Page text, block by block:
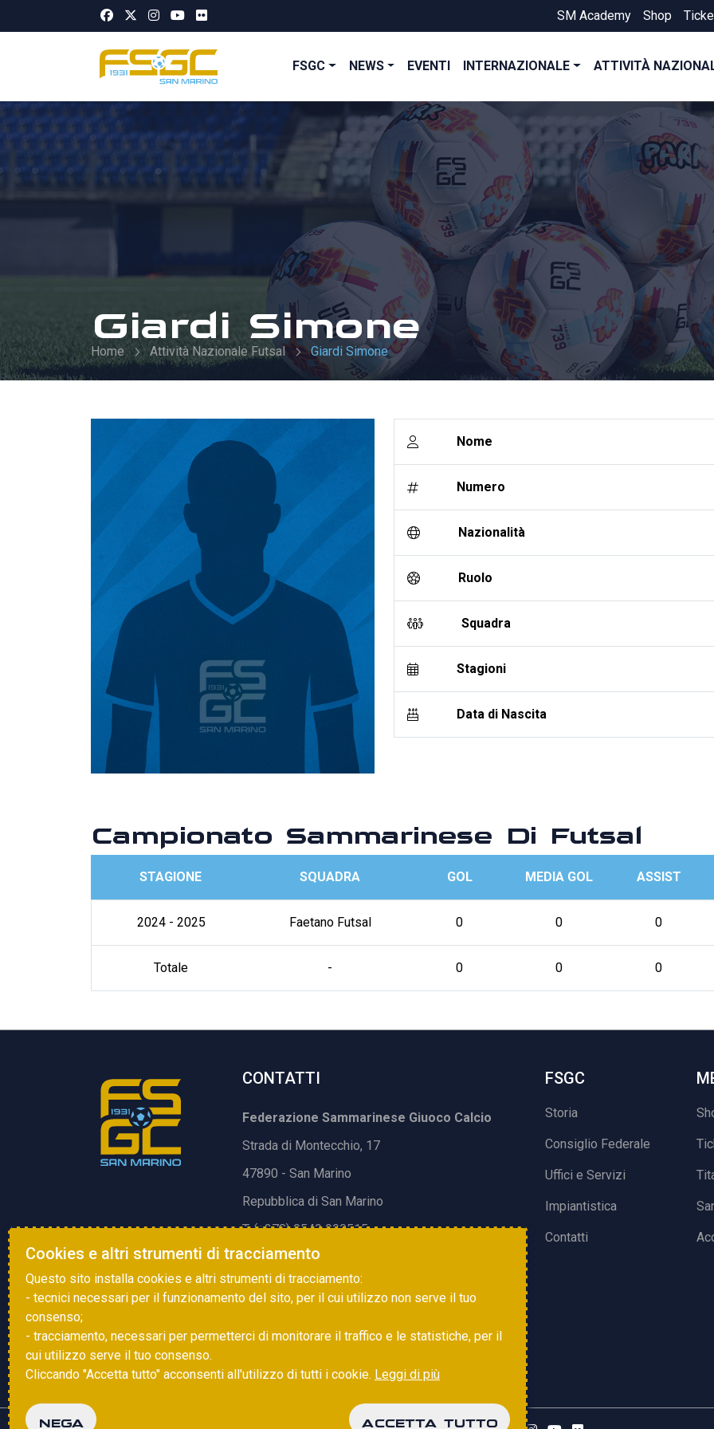
SM Academy Shop
FSGC NEWS EVENTI INTERNAZIONALE ATTIVITÀ
Giardi Simone
Home Attività Nazionale Futsal Giardi Simone
Nome
Numero
Nazionalità
Ruolo
Squadra
Stagioni
Data di Nascita
Campionato Sammarinese Di Futsal
STAGIONE SQUADRA GOL MEDIA GOL ASSIST
2024 - 2025 Faetano Futsal 0 0 0
Totale - 0 0 0
CONTATTI
Federazione Sammarinese Giuoco Calcio
Strada di Montecchio, 17
47890 - San Marino
Repubblica di San Marino
T. (+378) 0549 990515
E.info@fsgc.sm
FSGC
Storia
Consiglio Federale
Uffici e Servizi
Impiantistica
Contatti
Cookies e altri strumenti di tracciamento
Questo sito installa cookies e altri strumenti di tracciamento:
- tecnici necessari per il funzionamento del sito, per il cui utilizzo non serve il tuo
consenso;
- tracciamento, necessari per permetterci di monitorare il traffico e le statistiche, per il
cui utilizzo serve il tuo consenso.
Cliccando "Accetta tutto" acconsenti all'utilizzo di tutti i cookie. Leggi di più
NEGA ACCETTA TUTTO